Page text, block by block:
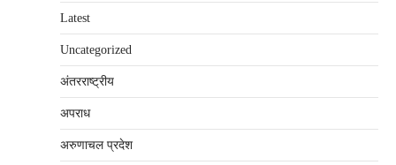
Latest
Uncategorized
अंतरराष्‍ट्रीय
अपराध
अरुणाचल प्रदेश